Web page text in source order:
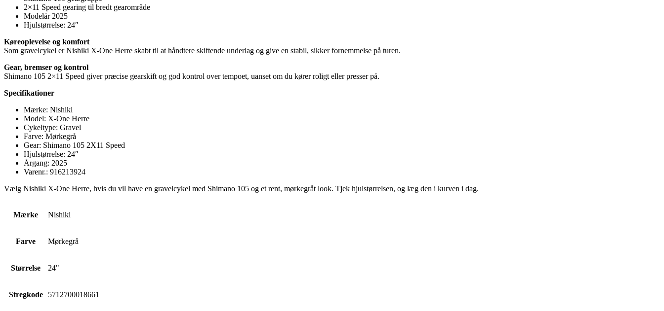
2×11 Speed gearing til bredt gearområde
Modelår 2025
Hjulstørrelse: 24″
Køreoplevelse og komfort
Som gravelcykel er Nishiki X-One Herre skabt til at håndtere skiftende underlag og give en stabil, sikker fornemmelse på turen.
Gear, bremser og kontrol
Shimano 105 2×11 Speed giver præcise gearskift og god kontrol over tempoet, uanset om du kører roligt eller presser på.
Specifikationer
Mærke: Nishiki
Model: X-One Herre
Cykeltype: Gravel
Farve: Mørkegrå
Gear: Shimano 105 2X11 Speed
Hjulstørrelse: 24″
Årgang: 2025
Varenr.: 916213924
Vælg Nishiki X-One Herre, hvis du vil have en gravelcykel med Shimano 105 og et rent, mørkegråt look. Tjek hjulstørrelsen, og læg den i kurven i dag.
Mærke Nishiki
Farve Mørkegrå
Størrelse 24"
Stregkode 5712700018661